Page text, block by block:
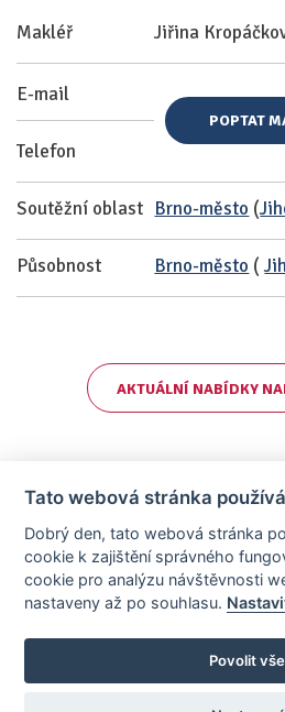
Makléř Jiřina
E-mail
Telefon
POPTAT
Soutěžní oblast Brno-město (
Působnost Brno-město (
AKTUÁLNÍ NABÍDKY
Stránky vytvořeny
Provozovatelem tohoto serveru je
Tato webová stránka
Dobrý den, tato webová stránka
cookie k zajištění správného
cookie pro analýzu návštěvnosti
nastaveny až po souhlasu.
Povolit vše